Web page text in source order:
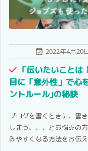
 2022年4月20
「伝いたいこと
目に「意外性」で心
ントルール｣の秘訣
ブログを書くときに、書
しまう、、、とお悩みの
みやすくなる方法をお伝え